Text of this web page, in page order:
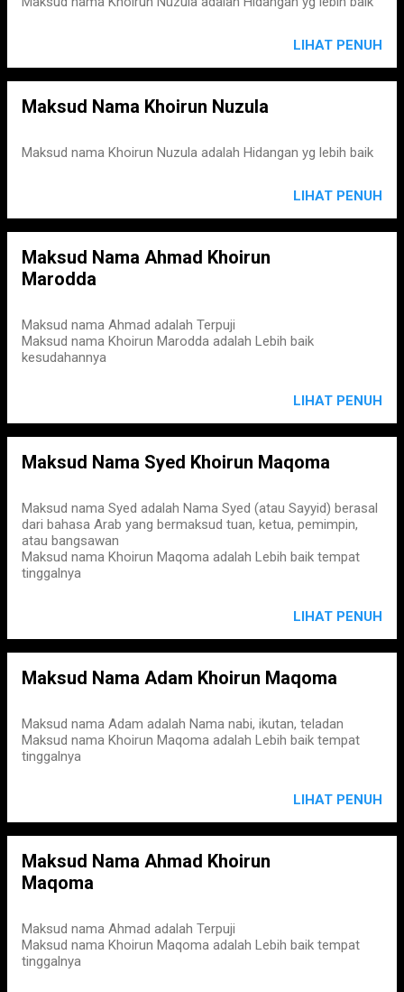
LIHAT PENUH
Maksud Nama Khoirun Nuzula
Maksud nama Khoirun Nuzula adalah Hidangan yg lebih baik
LIHAT PENUH
Maksud Nama Ahmad Khoirun
Marodda
Maksud nama Ahmad adalah Terpuji
Maksud nama Khoirun Marodda adalah Lebih baik
kesudahannya
LIHAT PENUH
Maksud Nama Syed Khoirun Maqoma
Maksud nama Syed adalah Nama Syed (atau Sayyid) berasal
dari bahasa Arab yang bermaksud tuan, ketua, pemimpin,
atau bangsawan
Maksud nama Khoirun Maqoma adalah Lebih baik tempat
tinggalnya
LIHAT PENUH
Maksud Nama Adam Khoirun Maqoma
Maksud nama Adam adalah Nama nabi, ikutan, teladan
Maksud nama Khoirun Maqoma adalah Lebih baik tempat
tinggalnya
LIHAT PENUH
Maksud Nama Ahmad Khoirun
Maqoma
Maksud nama Ahmad adalah Terpuji
Maksud nama Khoirun Maqoma adalah Lebih baik tempat
tinggalnya